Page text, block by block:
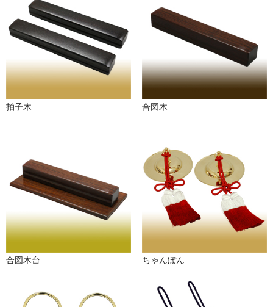
お買物ガイド
別注品について
会社概要
ユーザーログイン
お買物かご
拍子木 合図木
合図木台 ちゃんぽん